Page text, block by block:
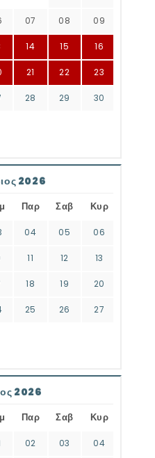
07 08 09
14 15 16
21 22 23
28 29 30
2026
Παρ Σαβ Κυρ
04 05 06
11 12 13
18 19 20
25 26 27
2026
Παρ Σαβ Κυρ
02 03 04